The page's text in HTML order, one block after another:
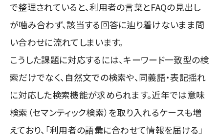
で整理されていると、利用者の言葉とFAQの見出し
が噛み合わず、該当する回答に辿り着けないまま問
い合わせに流れてしまいます。
こうした課題に対応するには、キーワード一致型の検
索だけでなく、自然文での検索や、同義語・表記揺れ
に対応した検索機能が求められます。近年では意味
検索（セマンティック検索）を取り入れるケースも増
えており、「利用者の語彙に合わせて情報を届ける」